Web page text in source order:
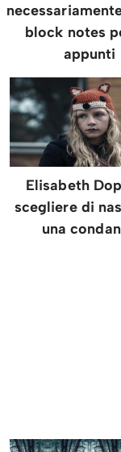
block notes
appunti
Elisabeth
scegliere di
una